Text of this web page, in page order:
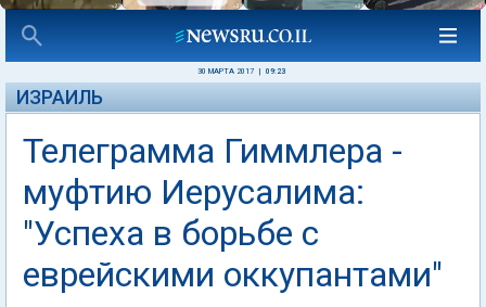
30 МАРТА 2017 09:23
ИЗРАИЛЬ
Телеграмма Гиммлера -
муфтию Иерусалима:
"Успеха в борьбе с
еврейскими оккупантами"